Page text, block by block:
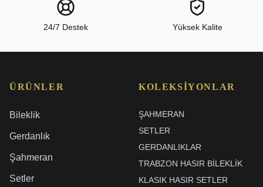
24/7 Destek Yüksek Kalite
ÜRÜNLER
Bileklik
Gerdanlık
Şahmeran
Setler
KOLEKSIYONLAR
ŞAHMERAN
SETLER
GERDANLIKLAR
TRABZON HASIR BILEKLIK
KLASIK HASIR SETLER